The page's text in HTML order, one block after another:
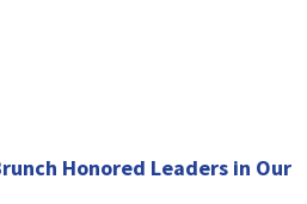
Honored Leaders in Our